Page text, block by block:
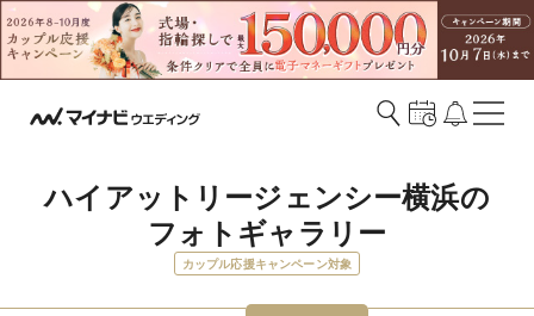
ハイアットリージェンシー横浜の
フォトギャラリー
カップル応援キャンペーン対象